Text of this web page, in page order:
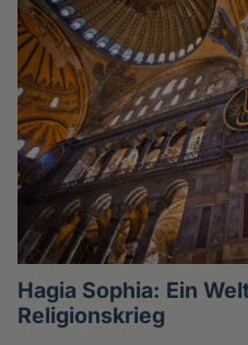
Hagia Sophia: Ein
Religionskrieg